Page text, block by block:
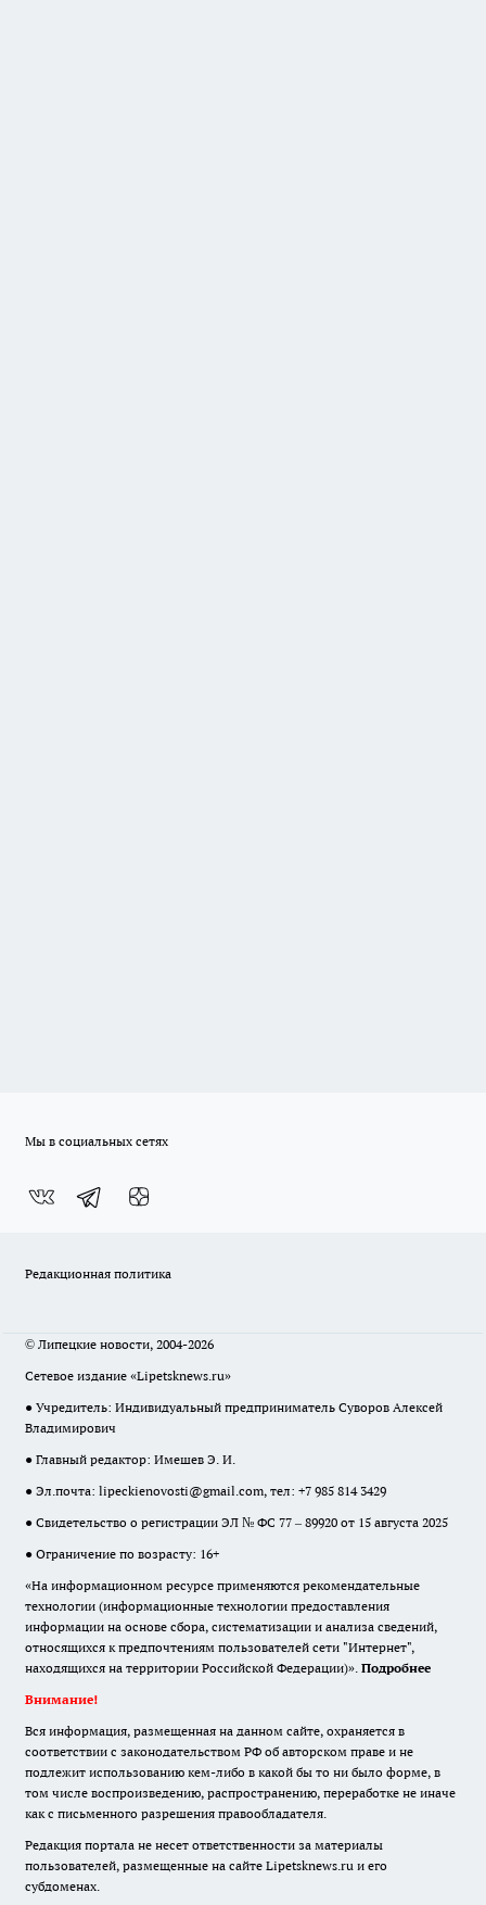
Мы в социальных сетях
Редакционная политика
© Липецкие новости, 2004-2026
Сетевое издание «Lipetsknews.ru»
● Учредитель: Индивидуальный предприниматель Суворов Алексей
Владимирович
● Главный редактор: Имешев Э. И.
● Эл.почта: lipeckienovosti@gmail.com, тел: +7 985 814 3429
● Свидетельство о регистрации ЭЛ № ФС 77 – 89920 от 15 августа 2025
● Ограничение по возрасту: 16+
«На информационном ресурсе применяются рекомендательные
технологии (информационные технологии предоставления
информации на основе сбора, систематизации и анализа сведений,
относящихся к предпочтениям пользователей сети "Интернет",
находящихся на территории Российской Федерации)». Подробнее
Внимание!
Вся информация, размещенная на данном сайте, охраняется в
соответствии с законодательством РФ об авторском праве и не
подлежит использованию кем-либо в какой бы то ни было форме, в
том числе воспроизведению, распространению, переработке не иначе
как с письменного разрешения правообладателя.
Редакция портала не несет ответственности за материалы
пользователей, размещенные на сайте Lipetsknews.ru и его
субдоменах.